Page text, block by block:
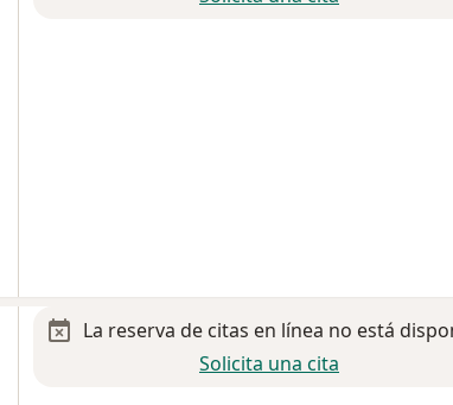
La reserva de citas en línea no está
Solicita una cita